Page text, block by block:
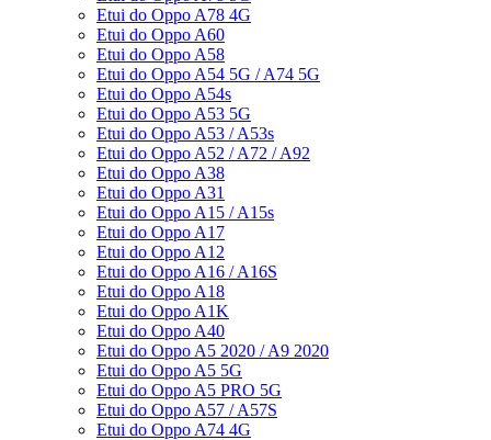
Etui do Oppo A78 4G
Etui do Oppo A60
Etui do Oppo A58
Etui do Oppo A54 5G / A74 5G
Etui do Oppo A54s
Etui do Oppo A53 5G
Etui do Oppo A53 / A53s
Etui do Oppo A52 / A72 / A92
Etui do Oppo A38
Etui do Oppo A31
Etui do Oppo A15 / A15s
Etui do Oppo A17
Etui do Oppo A12
Etui do Oppo A16 / A16S
Etui do Oppo A18
Etui do Oppo A1K
Etui do Oppo A40
Etui do Oppo A5 2020 / A9 2020
Etui do Oppo A5 5G
Etui do Oppo A5 PRO 5G
Etui do Oppo A57 / A57S
Etui do Oppo A74 4G